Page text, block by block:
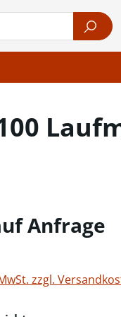
Anfrage
zzgl.